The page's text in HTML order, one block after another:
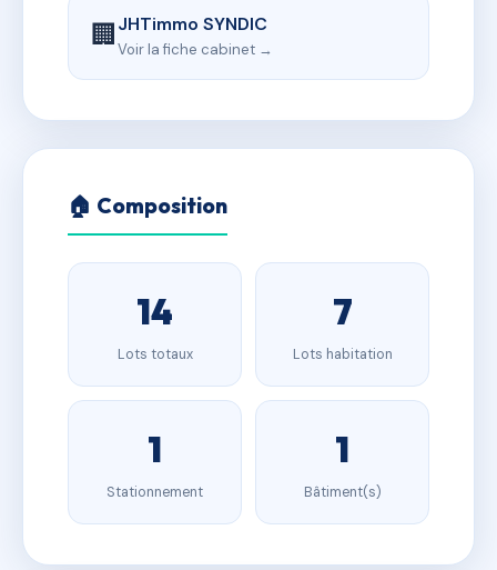
🏢JHTimmo SYNDIC
Voir la fiche cabinet →
🏠 Composition
14
Lots totaux
7
Lots habitation
1
Stationnement
1
Bâtiment(s)